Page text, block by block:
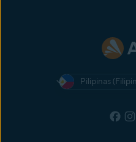
Pilipinas